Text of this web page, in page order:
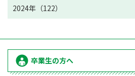
2024年（122）
卒業生の方へ